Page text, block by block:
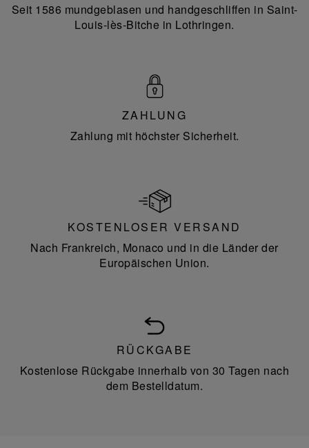
Seit 1586 mundgeblasen und handgeschliffen in Saint-
Louis-lès-Bitche in Lothringen.
ZAHLUNG
Zahlung mit höchster Sicherheit.
KOSTENLOSER VERSAND
Nach Frankreich, Monaco und in die Länder der
Europäischen Union.
RÜCKGABE
Kostenlose Rückgabe innerhalb von 30 Tagen nach
dem Bestelldatum.